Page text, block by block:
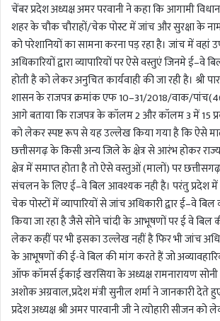
चेंबर प्रदेश अध्यक्ष अमर परवानी ने कहा कि आगामी
शहर के चौक चौराहों/चेक पोस्ट में जांच और सुरक्षा के
को परेशानियों का सामना करना पड़ रहा है। जांच में वहां
अधिकारियों द्वारा व्यापारियों पर ऐसे वस्तुएं जिनमे ई–वे
होती है को लेकर अनुचित कार्यवाही की जा रही है। श्री
शासन के राजपत्र क्रमांक एफ 10–31/2018/वाक/
आगे बताया कि राजपत्र के कॉलम 2 और कॉलम 3 में 15
को लेकर स्पष्ट रूप से यह उल्लेख किया गया है कि ऐसे
छत्तीसगढ़ के किसी अन्य जिले के क्षेत्र से आरंभ होकर
क्षेत्र में समाप्त होता है तो ऐसे वस्तुओं (मालों) पर
संचलन के लिए ई–वे बिल आवश्यक नही है। परंतु प्रदेश में
चेक पोस्टों में व्यापारियों से जांच अधिकारी द्वार ई–वे
किया जा रहा है जैसे सोने चांदी के आभूषणों पर ई वे
लेकर कहीं पर भी इसका उल्लेख नहीं है फिर भी जांच
के आभूषणों की ई-वे बिल की मांग करते हैं जो
ऑफ कॉमर्स ईकाई खरसिया के अध्यक्ष रामनारायण सोनी
अशोक अग्रवाल,प्रदेश मंत्री सुनील शर्मा ने जानकारी देते
प्रदेश अध्यक्ष श्री अमर पारवानी जी ने त्योहारी सीजन